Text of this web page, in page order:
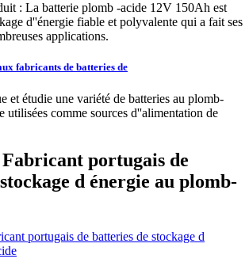
: La batterie plomb -acide 12V 150Ah est
d''énergie fiable et polyvalente qui a fait ses
applications.
fabricants de batteries de
et étudie une variété de batteries au plomb-
utilisées comme sources d''alimentation de
portugais de
d énergie au plomb-